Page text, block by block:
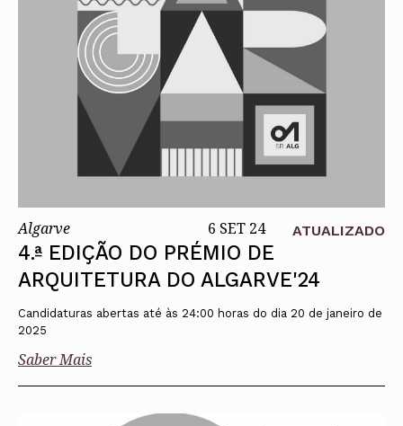
Algarve 6 SET 24 ATUALIZADO
4.ª EDIÇÃO DO PRÉMIO DE
ARQUITETURA DO ALGARVE'24
Candidaturas abertas até às 24:00 horas do dia 20 de janeiro de
2025
Saber Mais